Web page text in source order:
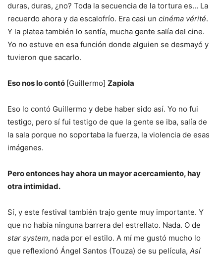
duras, duras, ¿no? Toda la secuencia de la tortura es… La
recuerdo ahora y da escalofrío. Era casi un cinéma vérité.
Y la platea también lo sentía, mucha gente salía del cine.
Yo no estuve en esa función donde alguien se desmayó y
tuvieron que sacarlo.
Eso nos lo contó [Guillermo] Zapiola
Eso lo contó Guillermo y debe haber sido así. Yo no fui
testigo, pero sí fui testigo de que la gente se iba, salía de
la sala porque no soportaba la fuerza, la violencia de esas
imágenes.
Pero entonces hay ahora un mayor acercamiento, hay
otra intimidad.
Sí, y este festival también trajo gente muy importante. Y
que no había ninguna barrera del estrellato. Nada. O de
star system, nada por el estilo. A mí me gustó mucho lo
que reflexionó Ángel Santos (Touza) de su película, Así